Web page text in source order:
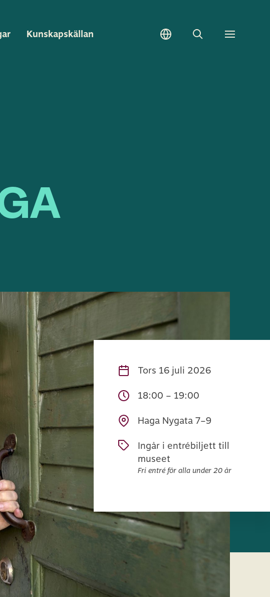
Kunskapskällan Sök
Toggle
Tors 16 juli 2026
18:00 – 19:00
Haga Nygata 7–9
Ingår i entrébiljett till
museet
Fri entré för alla under 20 år